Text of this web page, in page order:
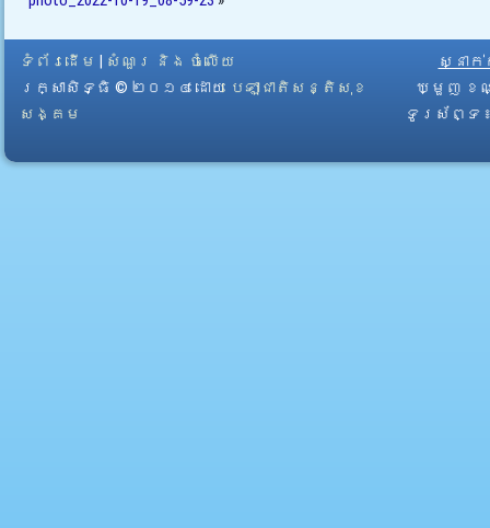
ទំព័រដើម
សំណួរ និង ចំលើយ
រក្សាសិទ្ធិ © ២០១៤ ដោយ​ បេឡាជាតិសន្តិសុខ
សង្គម
ស្នាក់
ឃ្មួញ ខណ្
ទូរស័ព្ទ